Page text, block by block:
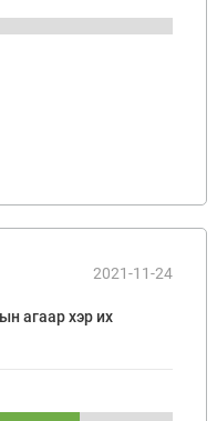
2021-11-24
агаар хэр их